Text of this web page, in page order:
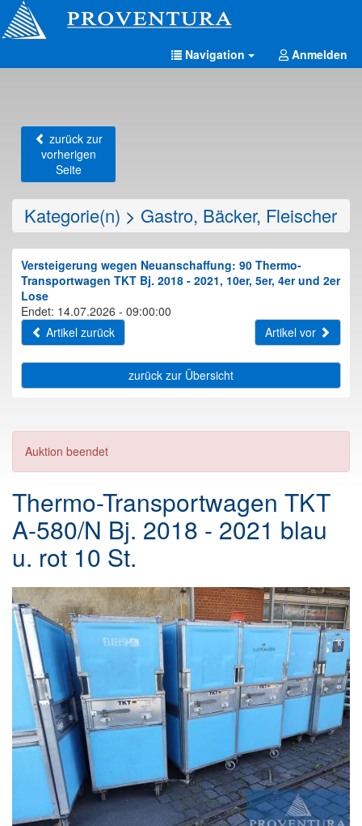
Navigation Anmelden
zurück zur
vorherigen
Seite
Kategorie(n) > Gastro, Bäcker, Fleischer
Versteigerung wegen Neuanschaffung: 90 Thermo-
Transportwagen TKT Bj. 2018 - 2021, 10er, 5er, 4er und 2er
Lose
Endet: 14.07.2026 - 09:00:00
Artikel zurück
Artikel vor
zurück zur Übersicht
Auktion beendet
Thermo-Transportwagen TKT
A-580/N Bj. 2018 - 2021 blau
u. rot 10 St.